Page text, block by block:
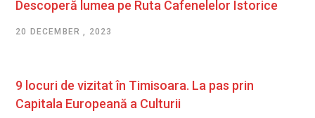
Descoperă lumea pe Ruta Cafenelelor Istorice
20 DECEMBER , 2023
9 locuri de vizitat în Timisoara. La pas prin
Capitala Europeană a Culturii